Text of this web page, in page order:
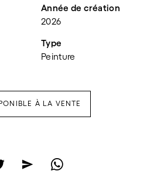
Année de création
2026
Type
Peinture
À LA VENTE
e w